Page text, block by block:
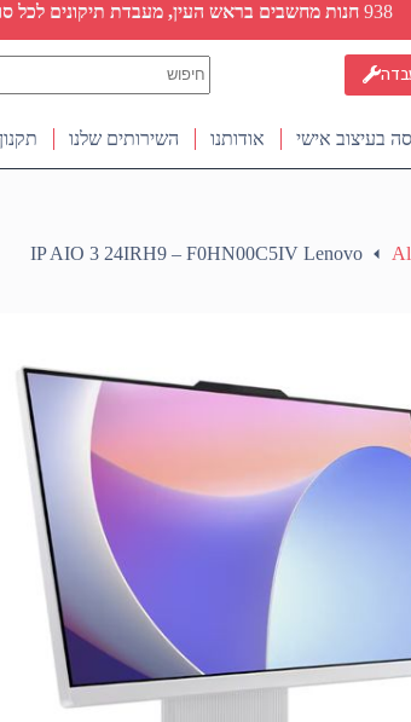
938 חנות מחשבים בראש העין, מעבדת תיקונים לכל
results
בעיצוב אישי אודותנו השירותים שלנו
IP AIO 3 24IRH9 – F0HN00C5IV Lenovo